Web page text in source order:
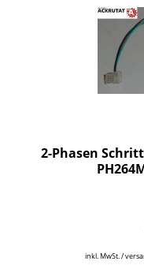
2-Phasen
inkl. MwSt. /